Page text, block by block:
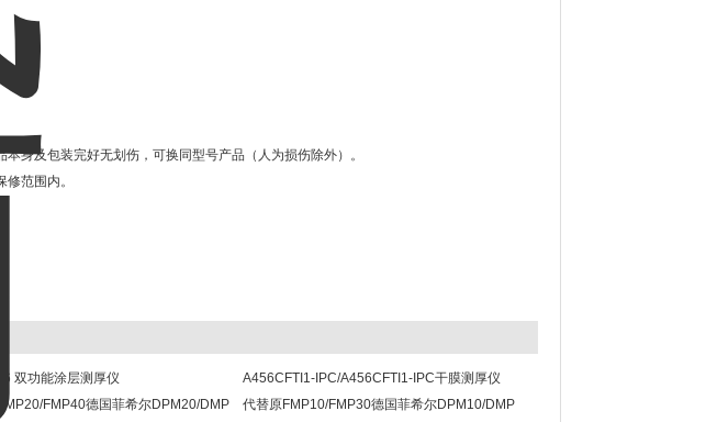
身及包装完好无划伤，可换同型号产品（人为损伤除外）。
范围内。
双功能涂层测厚仪
A456CFTI1-IPC/A456CFTI1-IPC干膜测厚仪
FMP40德国菲希尔DPM20/DMP
代替原FMP10/FMP30德国菲希尔DPM10/DMP